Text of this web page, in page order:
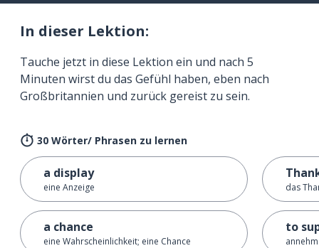
In dieser Lektion:
Tauche jetzt in diese Lektion ein und nach 5
Minuten wirst du das Gefühl haben, eben nach
Großbritannien und zurück gereist zu sein.
30 Wörter/ Phrasen zu lernen
a display
eine Anzeige
a chance
eine Wahrscheinlichkeit; eine Chance
das
to